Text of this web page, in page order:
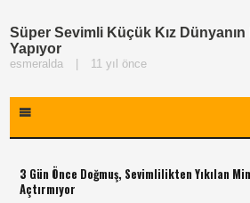
Süper Sevimli Küçük Kız
Yapıyor
esmeralda 11 yıl önce
3 Gün Önce Doğmuş, Sevimlilikten Yıkılan
Açtırmıyor